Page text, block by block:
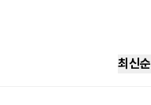
최신순